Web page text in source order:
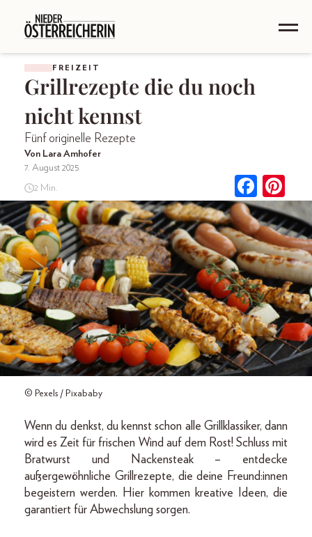
FREIZEIT
Grillrezepte die du noch
nicht kennst
Fünf originelle Rezepte
Von Lara Amhofer
7. August 2025
2 Min.
© Pexels / Pixababy
Wenn du denkst, du kennst schon alle Grillklassiker, dann
wird es Zeit für frischen Wind auf dem Rost! Schluss mit
Bratwurst und Nackensteak – entdecke
außergewöhnliche Grillrezepte, die deine Freund:innen
begeistern werden. Hier kommen kreative Ideen, die
garantiert für Abwechslung sorgen.